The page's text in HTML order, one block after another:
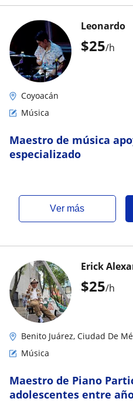
$25/h
Leonardo
Coyoacán
Música
Maestro de música
especializado
ver más
$25/h
Erick
Benito Juárez, Ciudad De
Música
Maestro de Piano
adolescentes entre